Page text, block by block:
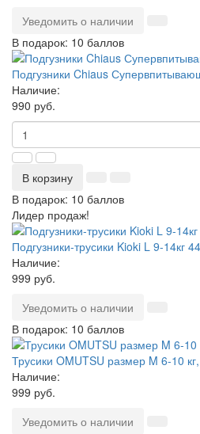
Уведомить о наличии
В подарок: 10 баллов
Подгузники Chiaus
Наличие:
990 руб.
В корзину
В подарок: 10 баллов
Лидер продаж!
Подгузники-трусики Kioki L 9-14кг
Наличие:
999 руб.
Уведомить о наличии
В подарок: 10 баллов
Трусики OMUTSU размер M 6-10
Наличие:
999 руб.
Уведомить о наличии